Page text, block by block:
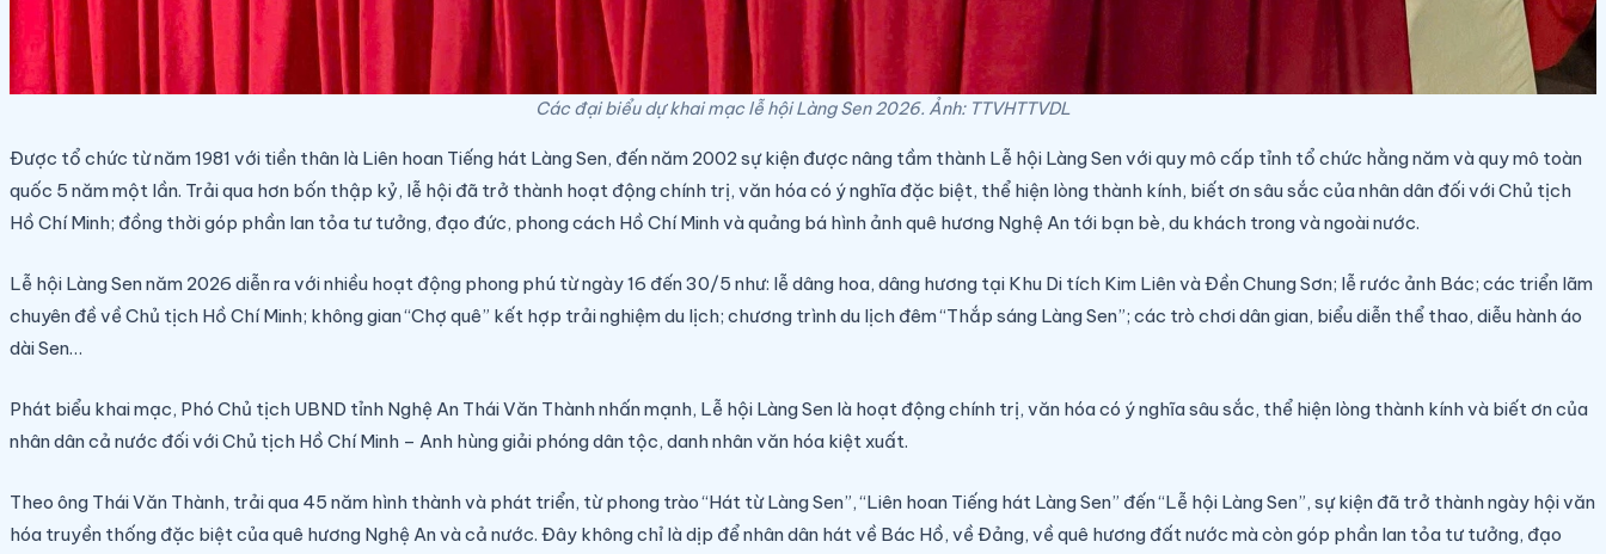
Các đại biểu dự khai mạc lễ hội Làng Sen 2026. Ảnh: TTVHTTVDL
Được tổ chức từ năm 1981 với tiền thân là Liên hoan Tiếng hát Làng Sen, đến năm 2002 sự kiện được nâng tầm thành Lễ hội Làng Sen với quy mô cấp tỉnh tổ chức hằng năm và quy mô toàn
quốc 5 năm một lần. Trải qua hơn bốn thập kỷ, lễ hội đã trở thành hoạt động chính trị, văn hóa có ý nghĩa đặc biệt, thể hiện lòng thành kính, biết ơn sâu sắc của nhân dân đối với Chủ tịch
Hồ Chí Minh; đồng thời góp phần lan tỏa tư tưởng, đạo đức, phong cách Hồ Chí Minh và quảng bá hình ảnh quê hương Nghệ An tới bạn bè, du khách trong và ngoài nước.
Lễ hội Làng Sen năm 2026 diễn ra với nhiều hoạt động phong phú từ ngày 16 đến 30/5 như: lễ dâng hoa, dâng hương tại Khu Di tích Kim Liên và Đền Chung Sơn; lễ rước ảnh Bác; các triển lãm
chuyên đề về Chủ tịch Hồ Chí Minh; không gian “Chợ quê” kết hợp trải nghiệm du lịch; chương trình du lịch đêm “Thắp sáng Làng Sen”; các trò chơi dân gian, biểu diễn thể thao, diễu hành áo
dài Sen…
Phát biểu khai mạc, Phó Chủ tịch UBND tỉnh Nghệ An Thái Văn Thành nhấn mạnh, Lễ hội Làng Sen là hoạt động chính trị, văn hóa có ý nghĩa sâu sắc, thể hiện lòng thành kính và biết ơn của
nhân dân cả nước đối với Chủ tịch Hồ Chí Minh – Anh hùng giải phóng dân tộc, danh nhân văn hóa kiệt xuất.
Theo ông Thái Văn Thành, trải qua 45 năm hình thành và phát triển, từ phong trào “Hát từ Làng Sen”, “Liên hoan Tiếng hát Làng Sen” đến “Lễ hội Làng Sen”, sự kiện đã trở thành ngày hội văn
hóa truyền thống đặc biệt của quê hương Nghệ An và cả nước. Đây không chỉ là dịp để nhân dân hát về Bác Hồ, về Đảng, về quê hương đất nước mà còn góp phần lan tỏa tư tưởng, đạo